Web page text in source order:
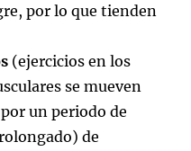
por lo que tienden
(ejercicios en los
se mueven
un periodo de
de